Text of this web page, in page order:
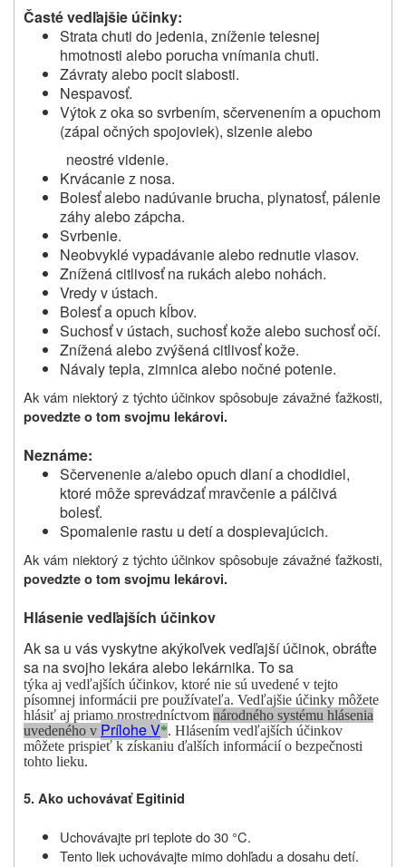
Časté vedľajšie účinky:
Strata chuti do jedenia, zníženie telesnej
hmotnosti alebo porucha vnímania chuti.
Závraty alebo pocit slabosti.
Nespavosť.
Výtok z oka so svrbením, sčervenením a opuchom
(zápal očných spojoviek), slzenie alebo
neostré videnie.
Krvácanie z nosa.
Bolesť alebo nadúvanie brucha, plynatosť, pálenie
záhy alebo zápcha.
Svrbenie.
Neobvyklé vypadávanie alebo rednutie vlasov.
Znížená citlivosť na rukách alebo nohách.
Vredy v ústach.
Bolesť a opuch kĺbov.
Suchosť v ústach, suchosť kože alebo suchosť očí.
Znížená alebo zvýšená citlivosť kože.
Návaly tepla, zimnica alebo nočné potenie.
Ak vám niektorý z týchto účinkov spôsobuje závažné ťažkosti,
povedzte o tom svojmu lekárovi.
Neznáme:
Sčervenenie a/alebo opuch dlaní a chodidiel,
ktoré môže sprevádzať mravčenie a pálčivá
bolesť.
Spomalenie rastu u detí a dospievajúcich.
Ak vám niektorý z týchto účinkov spôsobuje závažné ťažkosti,
povedzte o tom svojmu lekárovi.
Hlásenie vedľajších účinkov
Ak sa u vás vyskytne akýkoľvek vedľajší účinok, obráťte
sa na svojho lekára alebo lekárnika. To sa
týka aj vedľajších účinkov, ktoré nie sú uvedené v tejto
písomnej informácii pre používateľa. Vedľajšie účinky môžete
hlásiť aj priamo prostredníctvom národného systému hlásenia
uvedeného v Prílohe V*. Hlásením vedľajších účinkov
môžete prispieť k získaniu ďalších informácií o bezpečnosti
tohto lieku.
5. Ako uchovávať Egitinid
Uchovávajte pri teplote do 30 °C.
Tento liek uchovávajte mimo dohľadu a dosahu detí.